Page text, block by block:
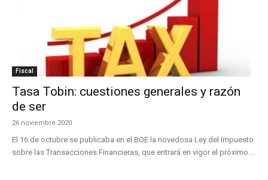
Fiscal
Tasa Tobin: cuestiones generales y razón
de ser
26 noviembre 2020
El 16 de octubre se publicaba en el BOE la novedosa Ley del Impuesto
sobre las Transacciones Financieras, que entrará en vigor el próximo...